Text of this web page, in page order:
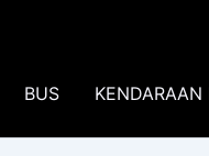
BUS KENDARAAN